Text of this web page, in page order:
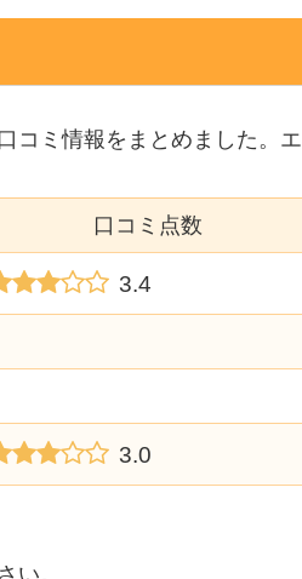
コミ情報をまとめました。
口コミ点数
3.4
3.0
い。